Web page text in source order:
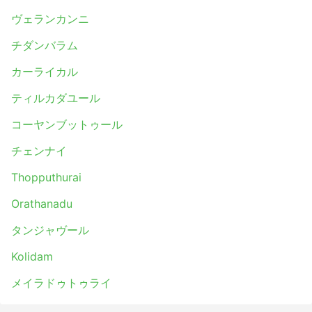
メリット
電車や飛行機が通っていない目的地へ行くには、バス
が最適です。バスのネットワークはほぼ全国をカバー
電車や飛行機と異なり、バスは発車予定時刻の数時間
前にバスターミナルに到着する必要がありません。国
際線であっても、チェックインにそれほど時間はかか
りません。また、荷物の許容量は、旅行者にとても優
ど高くありません。
バスのチケットは、航空券や高速鉄道のチケットに比
べて、手頃な価格で購入できます。チケットのクラス
は、どのような旅行者にも対応できるように幅広い選
く、最高の快適さとは言えませんが、目的地まで運ん
では、ほとんどの場合トイレ付き、またはトイレ休憩
ヴェランカンニ
チダンバラム
カーライカル
ティルカダユール
コーヤンブットゥール
チェンナイ
Thopputhurai
Orathanadu
タンジャヴール
Kolidam
メイラドゥトゥライ